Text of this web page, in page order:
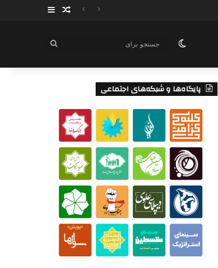
نوشته تصادفی
سایدبار
تغییر پوسته
جستجو
پایگاه‌ها و شبکه‌های اجتماعی